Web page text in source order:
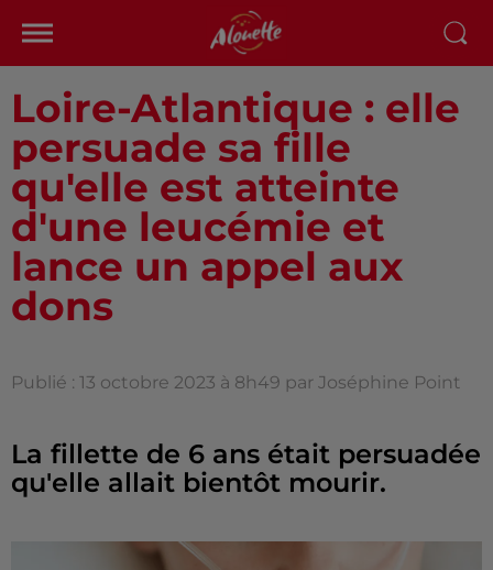
Loire-Atlantique : elle
persuade sa fille
qu'elle est atteinte
d'une leucémie et
lance un appel aux
dons
Publié : 13 octobre 2023 à 8h49 par Joséphine Point
La fillette de 6 ans était persuadée
qu'elle allait bientôt mourir.